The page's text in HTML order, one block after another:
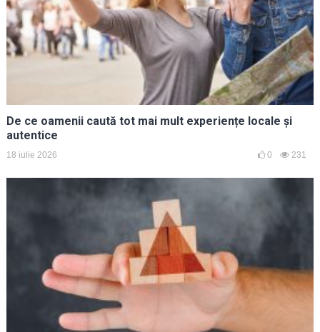
De ce oamenii caută tot mai mult experiențe locale și
autentice
18 iulie 2026 0 231